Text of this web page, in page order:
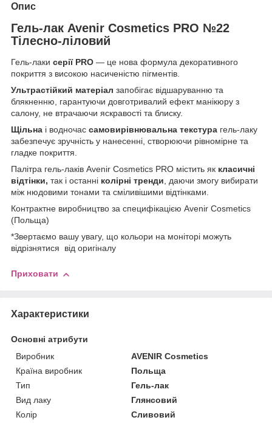
Опис
Гель-лак Avenir Cosmetics PRO №22
Тілесно-ліловий
Гель-лаки серії PRO — це нова формула декоративного
покриття з високою насиченістю пігментів.
Ультрастійкий матеріал запобігає відшаруванню та
блякненню, гарантуючи довготривалий ефект манікюру з
салону, не втрачаючи яскравості та блиску.
Щільна і водночас самовирівнювальна текстура гель-лаку
забезпечує зручність у нанесенні, створюючи рівномірне та
гладке покриття.
Палітра гель-лаків Avenir Cosmetics PRO містить як класичні
відтінки, так і останні колірні тренди, даючи змогу вибирати
між нюдовими тонами та сміливішими відтінками.
Контрактне виробництво за специфікацією Avenir Cosmetics
(Польща)
*Звертаємо вашу увагу, що кольори на моніторі можуть
відрізнятися від оригіналу
Приховати
Характеристики
Основні атрибути
Виробник
AVENIR Cosmetics
Країна виробник
Польща
Тип
Гель-лак
Вид лаку
Глянсовий
Колір
Сливовий